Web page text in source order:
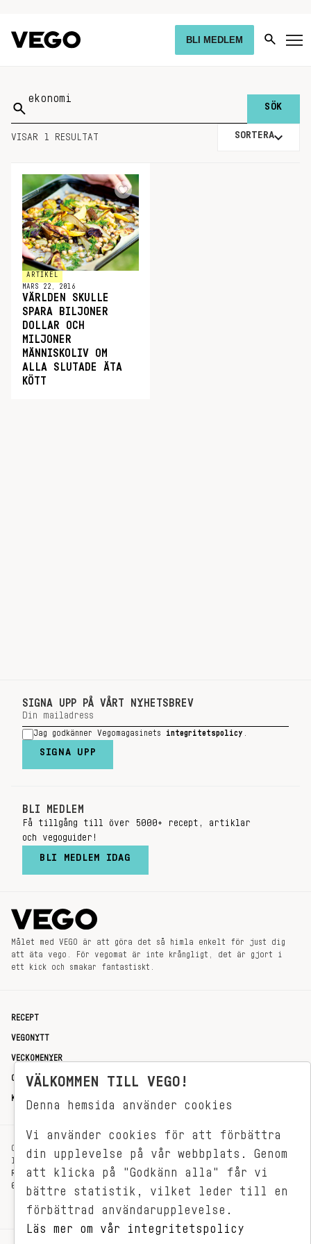
BLI MEDLEM
Sök
på:
VISAR 1 RESULTAT SORTERA
ARTIKEL
MARS 22, 2016
VÄRLDEN SKULLE
SPARA BILJONER
DOLLAR OCH
MILJONER
MÄNNISKOLIV OM
ALLA SLUTADE ÄTA
KÖTT
SIGNA UPP PÅ VÅRT NYHETSBREV
Jag godkänner Vegomagasinets integritetspolicy
SIGNA UPP
BLI MEDLEM
Få tillgång till över 5000+ recept, artiklar
och vegoguider!
BLI MEDLEM IDAG
Målet med VEGO är att göra det så himla enkelt för just dig
att äta vego. För vegomat är inte krångligt, det är gjort i
ett kick och smakar fantastiskt.
RECEPT
VEGONYTT
VECKOMENYER
OM OSS
KONTAKT
OXENSTIERNSGATAN 33
114 27 STOCKHOLM
REDAKTIONEN@VEGOMAGASINET.SE
08-799 62 01
VÄLKOMMEN TILL VEGO!
Denna hemsida använder cookies
Vi använder cookies för att förbättra
din upplevelse på vår webbplats. Genom
att klicka på "Godkänn alla" får vi
bättre statistik, vilket leder till en
förbättrad användarupplevelse.
Läs mer om vår integritetspolicy